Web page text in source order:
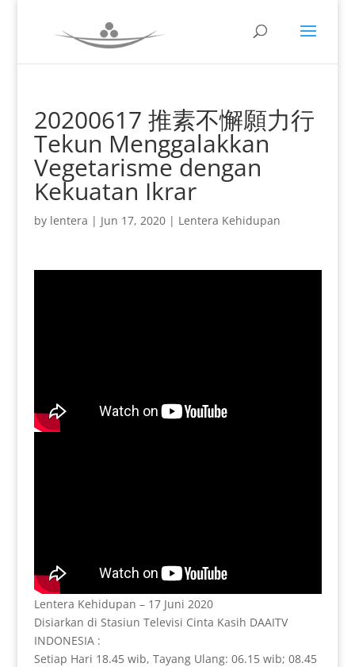
20200617 推素不懈願力行
Tekun Menggalakkan
Vegetarisme dengan
Kekuatan Ikrar
by lentera | Jun 17, 2020| Lentera Kehidupan
Lentera Kehidupan – 17 Juni 2020
Disiarkan di Stasiun Televisi Cinta Kasih DAAITV
INDONESIA :
Setiap Hari 18.45 wib, Tayang Ulang: 06.15 wib; 08.45